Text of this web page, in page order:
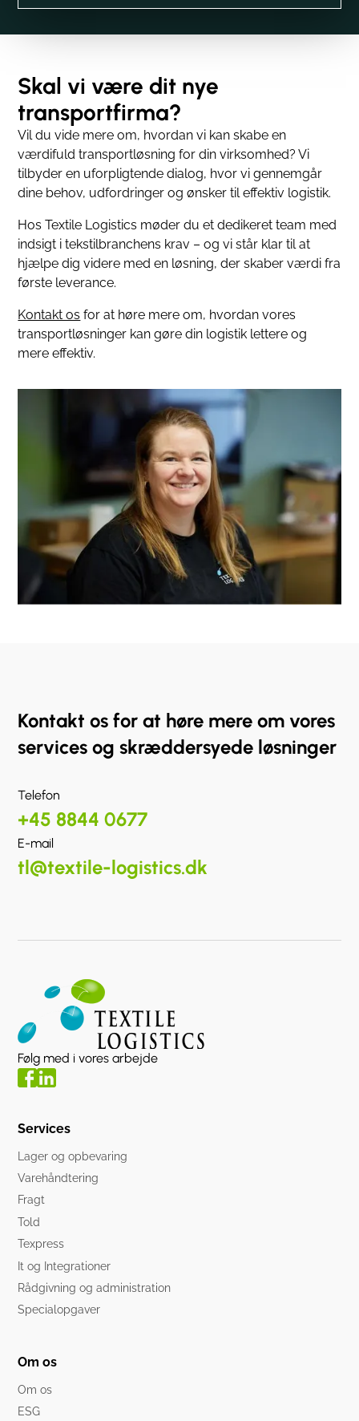
Skal vi være dit nye
transportfirma?
Vil du vide mere om, hvordan vi kan skabe en
værdifuld transportløsning for din virksomhed? Vi
tilbyder en uforpligtende dialog, hvor vi gennemgår
dine behov, udfordringer og ønsker til effektiv logistik.
Hos Textile Logistics møder du et dedikeret team med
indsigt i tekstilbranchens krav – og vi står klar til at
hjælpe dig videre med en løsning, der skaber værdi fra
første leverance.
Kontakt os for at høre mere om, hvordan vores
transportløsninger kan gøre din logistik lettere og
mere effektiv.
Kontakt os for at høre mere om vores
services og skræddersyede løsninger
Telefon
+45 8844 0677
E-mail
tl@textile-logistics.dk
Følg med i vores arbejde
Services
Lager og opbevaring
Varehåndtering
Fragt
Told
Texpress
It og Integrationer
Rådgivning og administration
Specialopgaver
Om os
Om os
ESG